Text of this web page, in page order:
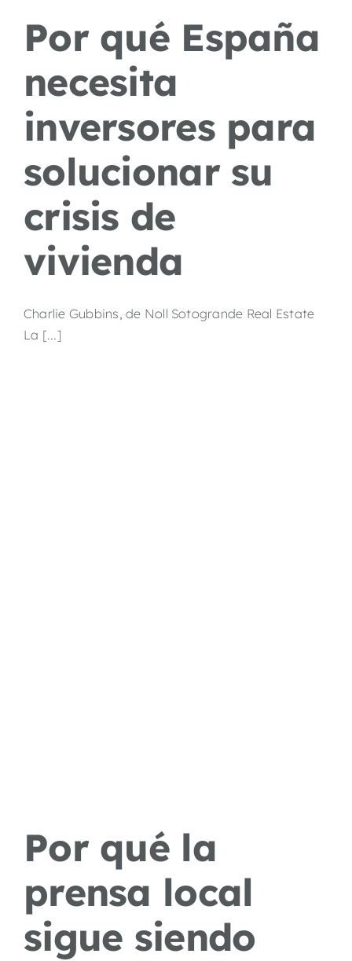
Por qué España
necesita
inversores para
solucionar su
crisis de
vivienda
Charlie Gubbins, de Noll Sotogrande Real Estate
La [...]
Por qué la
prensa local
sigue siendo